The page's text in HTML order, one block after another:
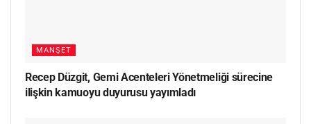
MANŞET
Recep Düzgit, Gemi Acenteleri Yönetmeliği sürecine
ilişkin kamuoyu duyurusu yayımladı